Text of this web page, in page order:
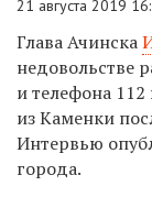
21 августа 2019
Глава Ачинска
недовольстве
и телефона
из Каменки
Интервью
города.